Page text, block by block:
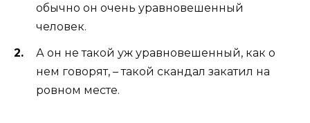
обычно он очень уравновешенный
человек.
А он не такой уж уравновешенный, как о
нем говорят, – такой скандал закатил на
ровном месте.